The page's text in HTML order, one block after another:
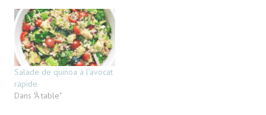
Salade de quinoa à l’avocat
rapide
Dans "À table"